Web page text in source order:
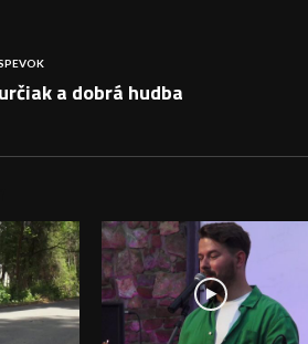
a dobrá hudba